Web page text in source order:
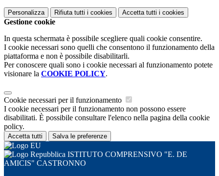
Personalizza Rifiuta tutti i cookies Accetta tutti i cookies
Gestione cookie
In questa schermata è possibile scegliere quali cookie consentire.
I cookie necessari sono quelli che consentono il funzionamento della
piattaforma e non è possibile disabilitarli.
Per conoscere quali sono i cookie necessari al funzionamento potete
visionare la COOKIE POLICY.
Cookie necessari per il funzionamento
I cookie necessari per il funzionamento non possono essere
disabilitati. È possibile consultare l'elenco nella pagina della cookie
policy.
Accetta tutti Salva le preferenze
ISTITUTO COMPRENSIVO "E. DE
AMICIS" CASTRONNO